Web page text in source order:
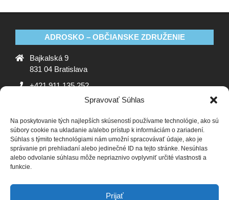
Spravovať Súhlas
Na poskytovanie tých najlepších skúseností používame technológie, ako sú
súbory cookie na ukladanie a/alebo prístup k informáciám o zariadení.
Súhlas s týmito technológiami nám umožní spracovávať údaje, ako je
správanie pri prehliadaní alebo jedinečné ID na tejto stránke. Nesúhlas
alebo odvolanie súhlasu môže nepriaznivo ovplyvniť určité vlastnosti a
funkcie.
Prijať
ADROSKO – OBČIANSKE ZDRUŽENIE
Bajkalská 9
831 04 Bratislava
+421 911 135 252
ADROSKO
Stanovy OZ Ochrana osobných údajov
Zásady
používania súborov cookie (EÚ)
Vyhlásenie o ochrane
osobných údajov (EU)
SLEDUJTE NÁS